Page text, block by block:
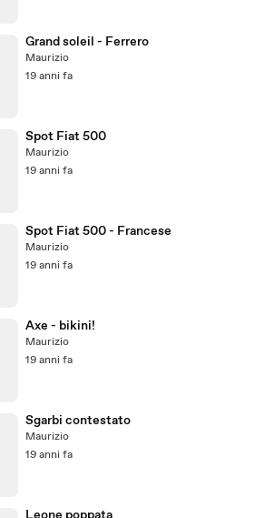
Grand soleil - Ferrero
Maurizio
19 anni fa
Spot Fiat 500
Maurizio
19 anni fa
Spot Fiat 500 - Francese
Maurizio
19 anni fa
Axe - bikini!
Maurizio
19 anni fa
Sgarbi contestato
Maurizio
19 anni fa